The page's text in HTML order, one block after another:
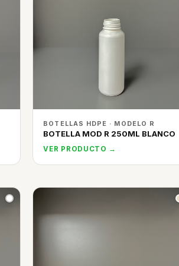
BOTELLAS HDPE · MODELO R
BOTELLA MOD R 250ML BLANCO
VER PRODUCTO →